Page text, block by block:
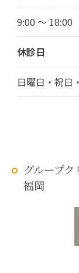
9:00 ～ 18:00
休診日
日曜日・祝日
グループ
福岡